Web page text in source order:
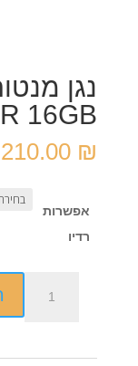
16GB
210.00 ₪
אפשרות
רדיו